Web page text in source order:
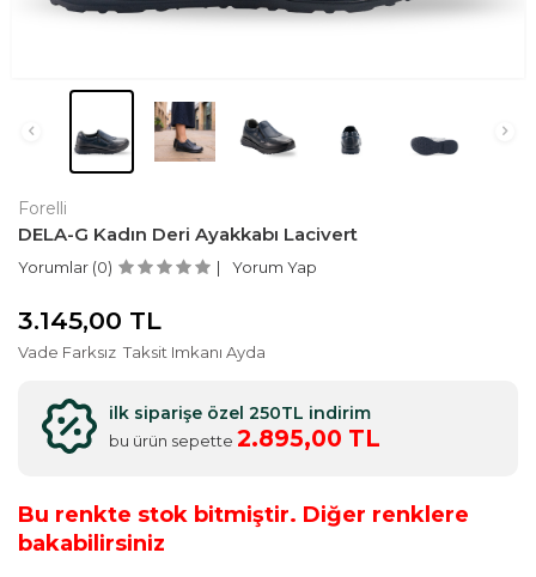
Forelli
DELA-G Kadın Deri Ayakkabı Lacivert
Yorumlar (0) Yorum Yap
3.145,00 TL
Vade Farksız Taksit Imkanı Ayda
ilk siparişe özel 250TL indirim
bu ürün sepette 2.895,00 TL
Bu renkte stok bitmiştir. Diğer renklere
bakabilirsiniz